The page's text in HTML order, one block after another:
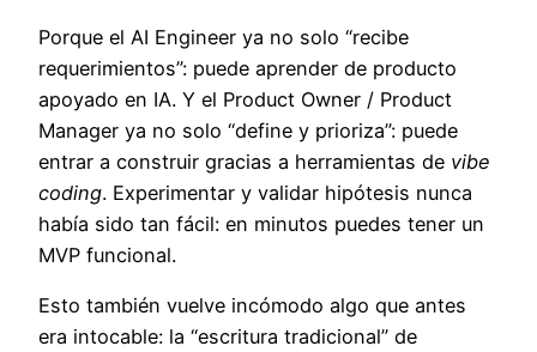
Porque el AI Engineer ya no solo “recibe
requerimientos”: puede aprender de producto
apoyado en IA. Y el Product Owner / Product
Manager ya no solo “define y prioriza”: puede
entrar a construir gracias a herramientas de vibe
coding. Experimentar y validar hipótesis nunca
había sido tan fácil: en minutos puedes tener un
MVP funcional.
Esto también vuelve incómodo algo que antes
era intocable: la “escritura tradicional” de